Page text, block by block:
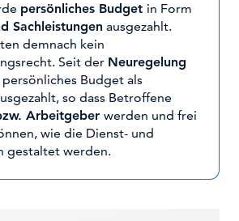
persönliches Budget in Form
Sachleistungen ausgezahlt.
demnach kein
Seit der Neuregelung
Budget als
so dass Betroffene
Arbeitgeber werden und frei
wie die Dienst- und
gestaltet werden.